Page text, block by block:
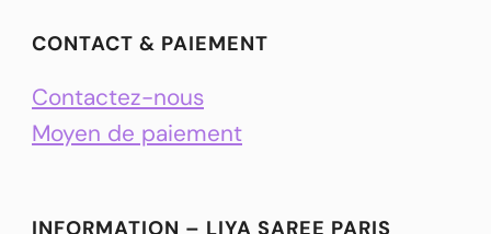
CONTACT & PAIEMENT
Contactez-nous
Moyen de paiement
INFORMATION – LIYA SAREE PARIS